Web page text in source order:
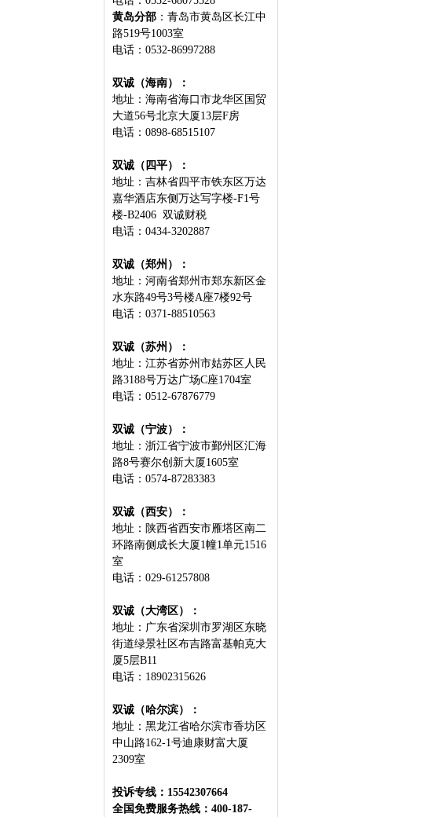
黄岛分部 ：青岛市黄岛区长江中
路519号1003室
电话：0532-86997288
双诚（海南）：
地址：海南省海口市龙华区国贸
大道56号北京大厦13层F房
电话：0898-68515107
双诚（四平）：
地址：吉林省四平市铁东区万达
嘉华酒店东侧万达写字楼-F1号
楼-B2406 双诚财税
电话：0434-3202887
双诚（郑州）：
地址：河南省郑州市郑东新区金
水东路49号3号楼A座7楼92号
电话：0371-88510563
双诚（苏州）：
地址：江苏省苏州市姑苏区人民
路3188号万达广场C座1704室
电话：0512-67876779
双诚（宁波）：
地址：浙江省宁波市鄞州区汇海
路8号赛尔创新大厦1605室
电话：0574-87283383
双诚（西安）：
地址：陕西省西安市雁塔区南二
环路南侧成长大厦1幢1单元1516
室
电话：029-61257808
双诚（大湾区）：
地址：广东省深圳市罗湖区东晓
街道绿景社区布吉路富基帕克大
厦5层B11
电话：18902315626
双诚（哈尔滨）：
地址：黑龙江省哈尔滨市⾹坊区
中⼭路162-1号迪康财富⼤厦
2309室
投诉专线：15542307664
全国免费服务热线：400-187-